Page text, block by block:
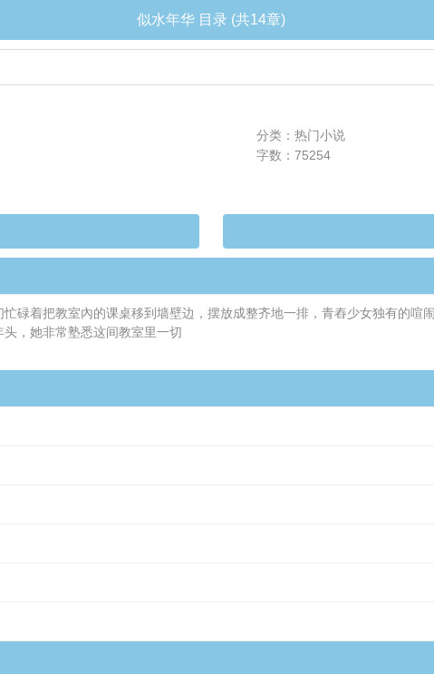
似水年华 目录 (共14章)
分类：热门小说
字数：75254
碌着把教室內的课桌移到墙壁边，摆放成整齐地一排，青舂少女独有的喧
，她非常塾悉这间教室里一切